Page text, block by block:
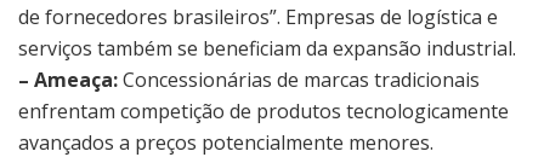
de fornecedores brasileiros”. Empresas de logística e
serviços também se beneficiam da expansão industrial.
– Ameaça:Concessionárias de marcas tradicionais
enfrentam competição de produtos tecnologicamente
avançados a preços potencialmente menores.